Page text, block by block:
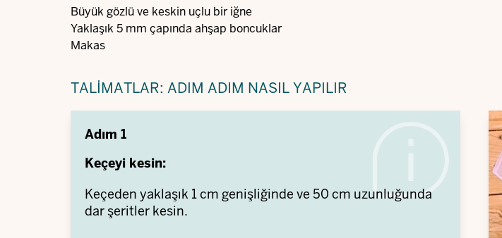
Büyük gözlü ve keskin uçlu bir iğne
Yaklaşık 5 mm çapında ahşap boncuklar
Makas
TALIMATLAR: ADIM ADIM NASIL YAPILIR
Adım 1
Keçeyi kesin:
Keçeden yaklaşık 1 cm genişliğinde ve 50 cm uzunluğunda
dar şeritler kesin.